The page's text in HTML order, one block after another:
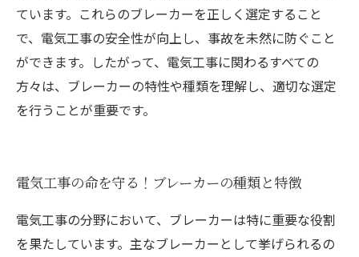
ています。これらのブレーカーを正しく選定すること
で、電気工事の安全性が向上し、事故を未然に防ぐこと
ができます。したがって、電気工事に関わるすべての
方々は、ブレーカーの特性や種類を理解し、適切な選定
を行うことが重要です。
電気工事の命を守る！ブレーカーの種類と特徴
電気工事の分野において、ブレーカーは特に重要な役割
を果たしています。主なブレーカーとして挙げられるの